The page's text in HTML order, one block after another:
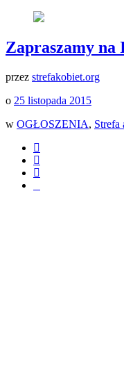
Zapraszamy na
przez strefakobiet.org
o 25 listopada 2015
w OGŁOSZENIA, Strefa